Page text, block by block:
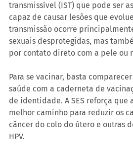
transmissível (IST) que pode ser
capaz de causar lesões que
transmissão ocorre
sexuais desprotegidas, mas
por contato direto com a pele ou
Para se vacinar, basta
saúde com a caderneta de
de identidade. A SES reforça que
melhor caminho para reduzir os
câncer do colo do útero e outras
HPV.